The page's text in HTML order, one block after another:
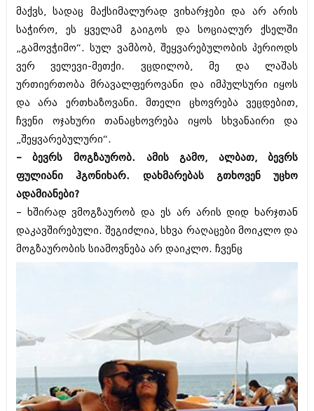
მაქვს, სადაც მაქსიმალურად ვიხარჯები და არ არის
საჭირო, ეს ყველამ გაიგოს და სოციალურ ქსელში
„გამოვჭიმო“. სულ ვამბობ, შეყვარებულობის პერიოდს
ვერ ველევი-მეთქი. ვცდილობ, მე და ლაშას
ურთიერთობა მრავალფეროვანი და იმპულსური იყოს
და არა ერთხაზოვანი. მთელი ცხოვრება ვეცდებით,
ჩვენი ოჯახური თანაცხოვრება იყოს სხვანაირი და
„შეყვარებულური“.
– ბევრს მოგზაურობ. ამის გამო, ალბათ, ბევრს
ფულიანი ჰგონიხარ. დახმარებას გთხოვენ უცხო
ადამიანები?
– ხშირად ვმოგზაურობ და ეს არ არის დიდ ხარჯთან
დაკავშირებული. შეგიძლია, სხვა რაღაცები მოიკლო და
მოგზაურობის სიამოვნება არ დაიკლო. ჩვენც